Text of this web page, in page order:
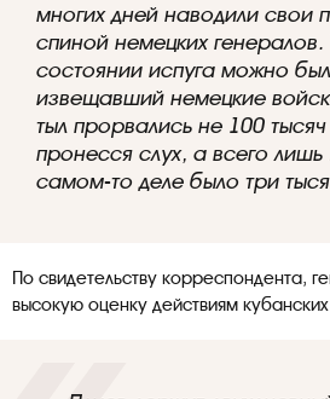
многих дней наводили свои
спиной немецких генералов.
состоянии испуга можно
извещавший немецкие
тыл прорвались не 100
пронесся слух, а всего
самом-то деле было три
По свидетельству корреспондента,
высокую оценку действиям